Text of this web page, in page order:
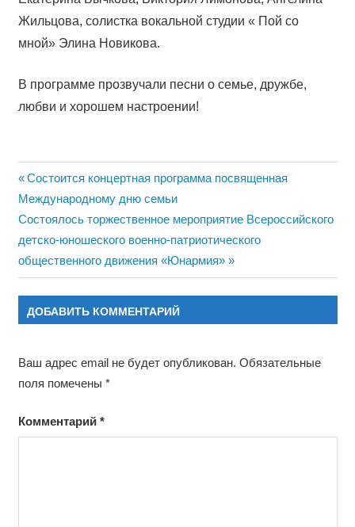
Жильцова, солистка вокальной студии « Пой со
мной» Элина Новикова.
В программе прозвучали песни о семье, дружбе,
любви и хорошем настроении!
Навигация
по
записям
Previous
Post:
Состоится концертная программа посвященная
Международному дню семьи
Next
Post:
Состоялось торжественное мероприятие Всероссийского
детско-юношеского военно-патриотического
общественного движения «Юнармия»
ДОБАВИТЬ КОММЕНТАРИЙ
Ваш адрес email не будет опубликован. Обязательные
поля помечены *
Комментарий *